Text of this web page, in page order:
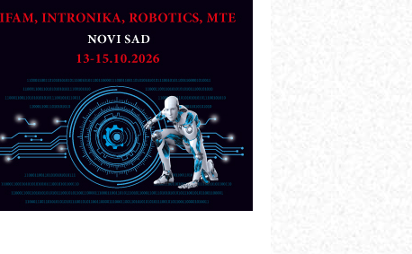
Razvoj asortimanskog pravca MINI-
PLC AKYTEC
dostupan u Srbiji
MOTOMAN – NEXT-Robotika vođena
veštačkom inteligencijom
I.SAFE MOBILE revolucioniše
industrijsku automatizaciju
pionirskimmobile operator PANEL-OM